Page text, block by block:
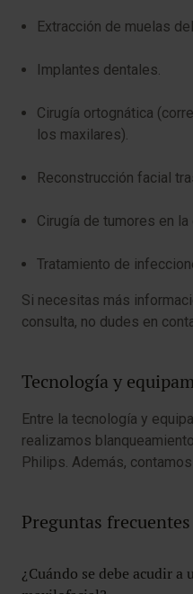
Extracción de muelas
Implantes dentales.
Cirugía ortognática
los maxilares).
Reconstrucción facial
Cirugía de tumores en
Tratamiento de
Si necesitas más
consulta, no dudes en
Tecnología y
Entre la tecnología y
realizamos
Philips. Además,
Preguntas frecuentes
¿Cuándo se debe acudir